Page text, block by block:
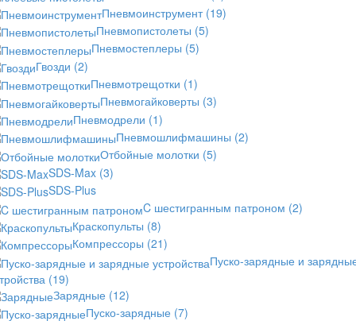
Пневмоинструмент (19)
Пневмопистолеты (5)
Пневмостеплеры (5)
Гвозди (2)
Пневмотрещотки (1)
Пневмогайковерты (3)
Пневмодрели (1)
Пневмошлифмашины (2)
Отбойные молотки (5)
SDS-Max (3)
SDS-Plus
C шестигранным патроном (2)
Краскопульты (8)
Компрессоры (21)
Пуско-зарядные и
(19)
Зарядные (12)
Пуско-зарядные (7)